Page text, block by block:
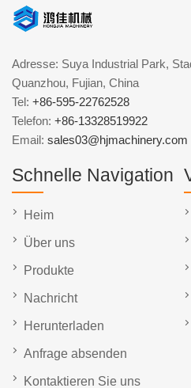
Adresse: Suya Industrial Park,
Quanzhou, Fujian, China
Tel: +86-595-22762528
Telefon: +86-13328519922
Email: sales03@hjmachinery.com
Schnelle Navigation
Heim
Über uns
Produkte
Nachricht
Herunterladen
Anfrage absenden
Kontaktieren Sie uns